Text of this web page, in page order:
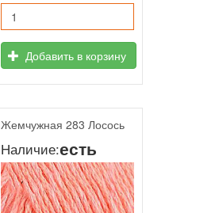
Добавить в корзину
Жемчужная 283 Лосось
Наличие:есть